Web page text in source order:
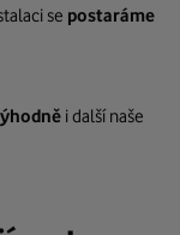
se postaráme
i další naše